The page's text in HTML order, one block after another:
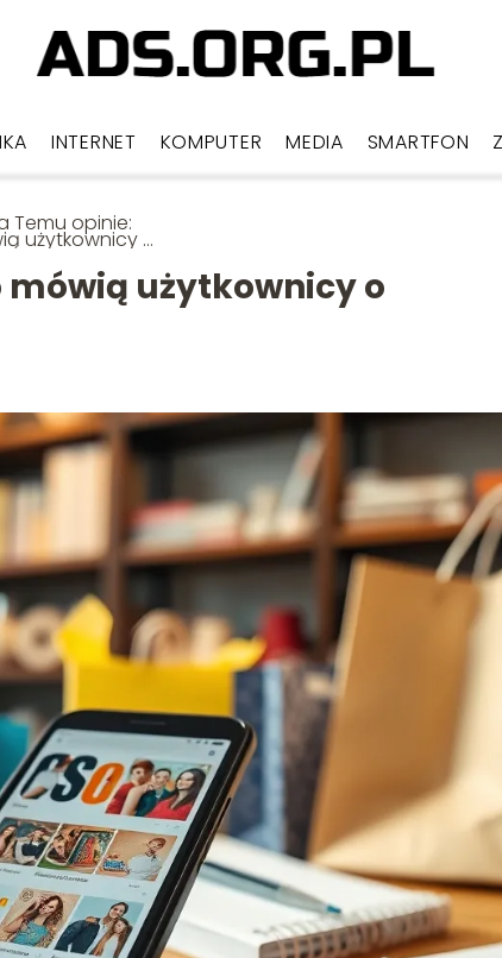
INTERNET KOMPUTER MEDIA SMARTFON
Temu opinie:
użytkownicy o
użytkownicy o